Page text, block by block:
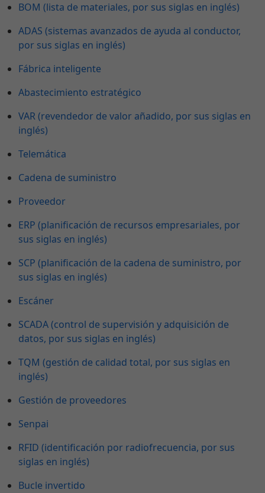
BOM (lista de materiales, por sus siglas en inglés)
ADAS (sistemas avanzados de ayuda al conductor,
por sus siglas en inglés)
Fábrica inteligente
Abastecimiento estratégico
VAR (revendedor de valor añadido, por sus siglas en
inglés)
Telemática
Cadena de suministro
Proveedor
ERP (planificación de recursos empresariales, por
sus siglas en inglés)
SCP (planificación de la cadena de suministro, por
sus siglas en inglés)
Escáner
SCADA (control de supervisión y adquisición de
datos, por sus siglas en inglés)
TQM (gestión de calidad total, por sus siglas en
inglés)
Gestión de proveedores
Senpai
RFID (identificación por radiofrecuencia, por sus
siglas en inglés)
Bucle invertido